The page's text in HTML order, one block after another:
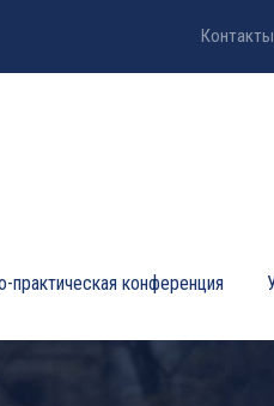
Контакты
практическая конференция